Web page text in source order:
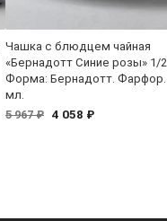
Чашка с блюдцем чайная
«Бернадотт Синие розы» 1/2
Форма: Бернадотт. Фарфор.
мл.
5 967 ₽ 4 058 ₽